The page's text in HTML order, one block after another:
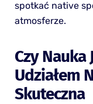
spotkać native
atmosferze.
Czy Nauka
Udziałem
Skuteczna